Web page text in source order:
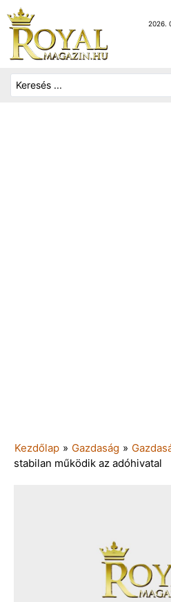
2026.
Kezdőlap » Gazdaság »
stabilan működik az adóhivatal